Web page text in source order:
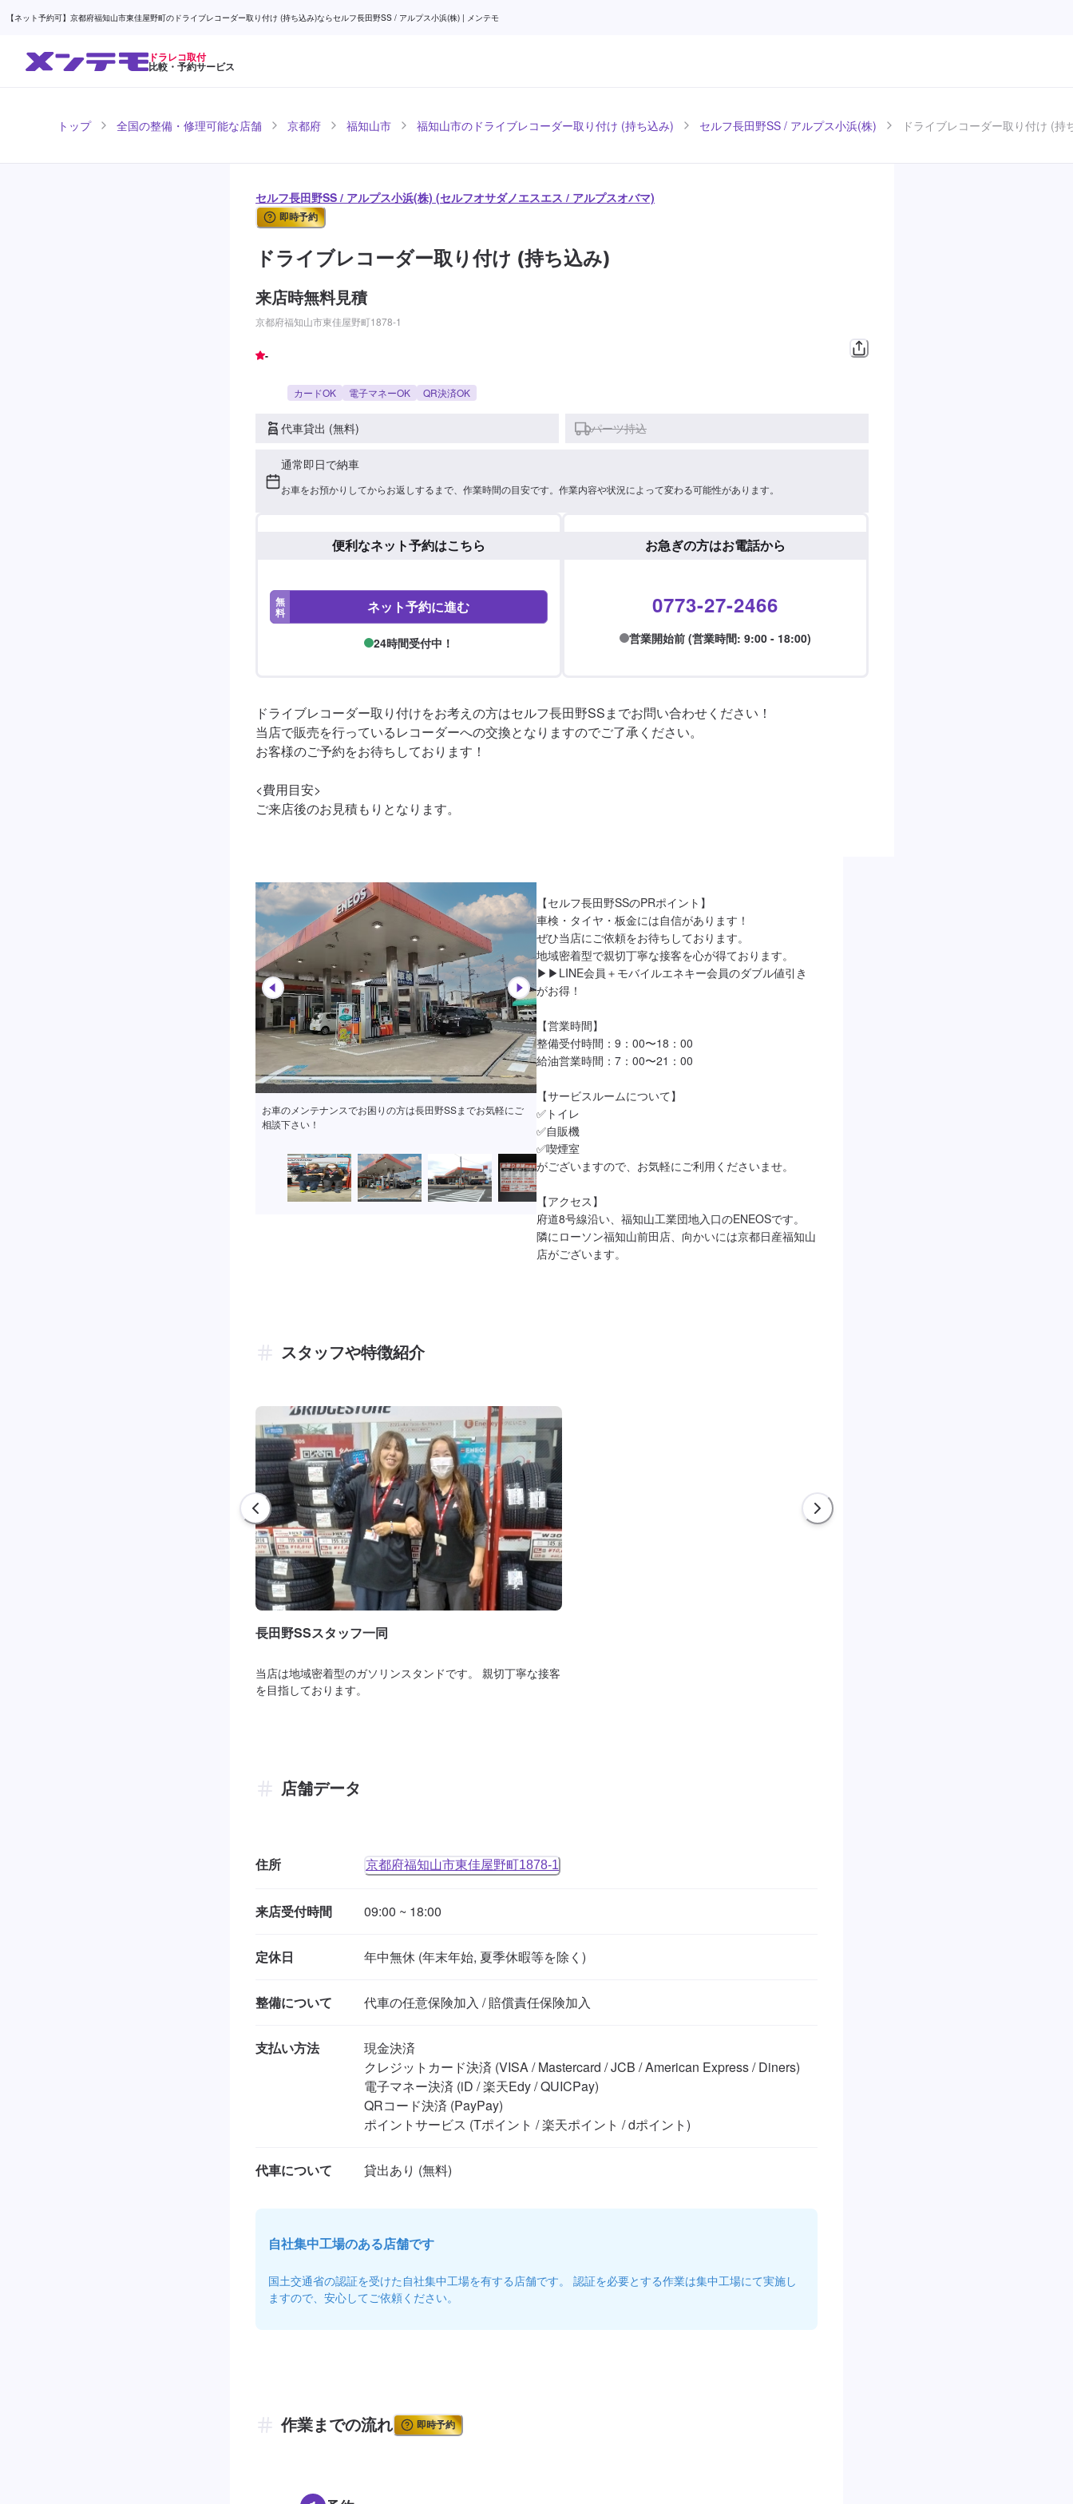
【ネット予約可】京都府福知山市東佳屋野町のドライブレコーダー取り付け (持ち込み)ならセルフ長田野SS / アルプス小浜(株) | メンテモ
ドラレコ取付
比較・予約サービス
トップ 全国の整備・修理可能な店舗 京都府 福知山市 福知山市のドライブレコーダー取り付け (持ち込み) セルフ長田野SS / アルプス小浜(株) ドライブレコーダー取り付け (持
セルフ長田野SS / アルプス小浜(株) (セルフオサダノエスエス / アルプスオバマ)
即時予約
ドライブレコーダー取り付け (持ち込み)
来店時無料見積
京都府福知山市東佳屋野町1878-1
-
カードOK 電子マネーOK QR決済OK
代車貸出 (無料) パーツ持込
通常即日で納車
お車をお預かりしてからお返しするまで、作業時間の目安です。作業内容や状況によって変わる可能性があります。
便利なネット予約はこちら
無
料 ネット予約に進む
24時間受付中！
お急ぎの方はお電話から
0773-27-2466
営業開始前 (営業時間: 9:00 - 18:00)
ドライブレコーダー取り付けをお考えの方はセルフ長田野SSまでお問い合わせください！
当店で販売を行っているレコーダーへの交換となりますのでご了承ください。
お客様のご予約をお待ちしております！
<費用目安>
ご来店後のお見積もりとなります。
お客様のご来店を心よりお待ちしております！
【セルフ長田野SSのPRポイント】
車検・タイヤ・板金には自信があります！
ぜひ当店にご依頼をお待ちしております。
地域密着型で親切丁寧な接客を心が得ております。
▶︎▶︎LINE会員＋モバイルエネキー会員のダブル値引き
がお得！
【営業時間】
整備受付時間：9：00〜18：00
給油営業時間：7：00〜21：00
【サービスルームについて】
✅トイレ
✅自販機
✅喫煙室
がございますので、お気軽にご利用くださいませ。
【アクセス】
府道8号線沿い、福知山工業団地入口のENEOSです。
隣にローソン福知山前田店、向かいには京都日産福知山
店がございます。
スタッフや特徴紹介
長田野SSスタッフ一同
当店は地域密着型のガソリンスタンドです。 親切丁寧な接客
を目指しております。
店舗データ
住所 京都府福知山市東佳屋野町1878-1
来店受付時間 09:00 ~ 18:00
定休日 年中無休 (年末年始, 夏季休暇等を除く)
整備について 代車の任意保険加入 / 賠償責任保険加入
支払い方法
現金決済
クレジットカード決済 (VISA / Mastercard / JCB / American Express / Diners)
電子マネー決済 (iD / 楽天Edy / QUICPay)
QRコード決済 (PayPay)
ポイントサービス (Tポイント / 楽天ポイント / dポイント)
代車について
自社集中工場のある店舗です
国土交通省の認証を受けた自社集中工場を有する店舗です。 認証を必要とする作業は集中工場にて実施し
ますので、安心してご依頼ください。
作業までの流れ 即時予約